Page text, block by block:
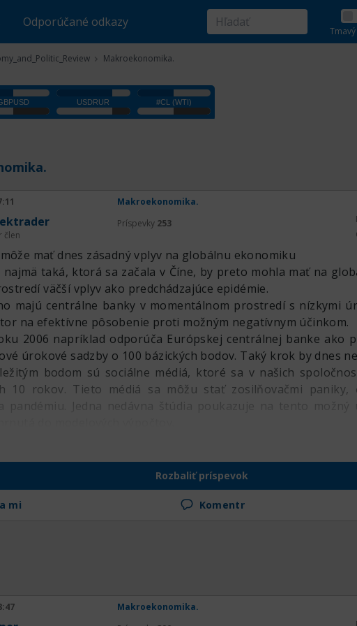
Odporúčané odkazy
Makroekonomika.
Makroekonomika.
člen
Príspevky 253
mať dnes zásadný vplyv na globálnu ekonomiku
najmä taká, ktorá sa začala v Číne, by preto mohla mať na
väčší vplyv ako predchádzajúce epidémie.
majú centrálne banky v momentálnom prostredí s nízkymi
na efektívne pôsobenie proti možným negatívnym účinkom.
2006 napríklad odporúča Európskej centrálnej banke ako
úrokové sadzby o 100 bázických bodov. Taký krok by dnes
bodom sú sociálne médiá, ktoré sa v našich
10 rokov. Tieto médiá sa môžu stať zosilňovačmi paniky,
pandémiu. Jedna nedávna štúdia poukazuje na tento možný
Rozbaliť príspevok
mi Komentr
Makroekonomika.